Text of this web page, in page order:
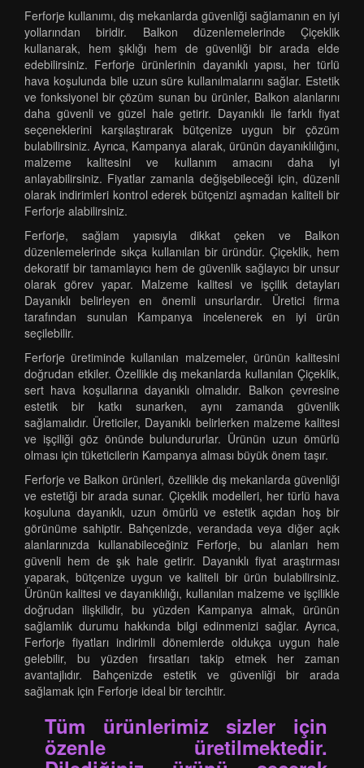
Ferforje kullanımı, dış mekanlarda güvenliği sağlamanın en iyi
yollarından biridir. Balkon düzenlemelerinde Çiçeklik
kullanarak, hem şıklığı hem de güvenliği bir arada elde
edebilirsiniz. Ferforje ürünlerinin dayanıklı yapısı, her türlü
hava koşulunda bile uzun süre kullanılmalarını sağlar. Estetik
ve fonksiyonel bir çözüm sunan bu ürünler, Balkon alanlarını
daha güvenli ve güzel hale getirir. Dayanıklı ile farklı fiyat
seçeneklerini karşılaştırarak bütçenize uygun bir çözüm
bulabilirsiniz. Ayrıca, Kampanya alarak, ürünün dayanıklılığını,
malzeme kalitesini ve kullanım amacını daha iyi
anlayabilirsiniz. Fiyatlar zamanla değişebileceği için, düzenli
olarak indirimleri kontrol ederek bütçenizi aşmadan kaliteli bir
Ferforje alabilirsiniz.
Ferforje, sağlam yapısıyla dikkat çeken ve Balkon
düzenlemelerinde sıkça kullanılan bir üründür. Çiçeklik, hem
dekoratif bir tamamlayıcı hem de güvenlik sağlayıcı bir unsur
olarak görev yapar. Malzeme kalitesi ve işçilik detayları
Dayanıklı belirleyen en önemli unsurlardır. Üretici firma
tarafından sunulan Kampanya incelenerek en iyi ürün
seçilebilir.
Ferforje üretiminde kullanılan malzemeler, ürünün kalitesini
doğrudan etkiler. Özellikle dış mekanlarda kullanılan Çiçeklik,
sert hava koşullarına dayanıklı olmalıdır. Balkon çevresine
estetik bir katkı sunarken, aynı zamanda güvenlik
sağlamalıdır. Üreticiler, Dayanıklı belirlerken malzeme kalitesi
ve işçiliği göz önünde bulundururlar. Ürünün uzun ömürlü
olması için tüketicilerin Kampanya alması büyük önem taşır.
Ferforje ve Balkon ürünleri, özellikle dış mekanlarda güvenliği
ve estetiği bir arada sunar. Çiçeklik modelleri, her türlü hava
koşuluna dayanıklı, uzun ömürlü ve estetik açıdan hoş bir
görünüme sahiptir. Bahçenizde, verandada veya diğer açık
alanlarınızda kullanabileceğiniz Ferforje, bu alanları hem
güvenli hem de şık hale getirir. Dayanıklı fiyat araştırması
yaparak, bütçenize uygun ve kaliteli bir ürün bulabilirsiniz.
Ürünün kalitesi ve dayanıklılığı, kullanılan malzeme ve işçilikle
doğrudan ilişkilidir, bu yüzden Kampanya almak, ürünün
sağlamlık durumu hakkında bilgi edinmenizi sağlar. Ayrıca,
Ferforje fiyatları indirimli dönemlerde oldukça uygun hale
gelebilir, bu yüzden fırsatları takip etmek her zaman
avantajlıdır. Bahçenizde estetik ve güvenliği bir arada
sağlamak için Ferforje ideal bir tercihtir.
Tüm ürünlerimiz sizler için
özenle üretilmektedir.